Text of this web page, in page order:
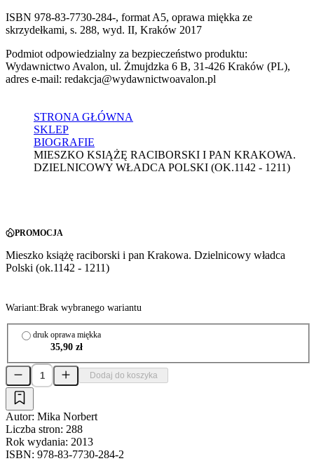
ISBN 978-83-7730-284-, format A5, oprawa miękka ze
skrzydełkami, s. 288, wyd. II, Kraków 2017
Podmiot odpowiedzialny za bezpieczeństwo produktu:
Wydawnictwo Avalon, ul. Żmujdzka 6 B, 31-426 Kraków (PL),
adres e-mail: redakcja@wydawnictwoavalon.pl
STRONA GŁÓWNA
SKLEP
BIOGRAFIE
MIESZKO KSIĄŻĘ RACIBORSKI I PAN KRAKOWA.
DZIELNICOWY WŁADCA POLSKI (OK.1142 - 1211)
PROMOCJA
Mieszko książę raciborski i pan Krakowa. Dzielnicowy władca
Polski (ok.1142 - 1211)
Wariant:Brak wybranego wariantu
druk oprawa miękka
35,90 zł
Dodaj do koszyka
Autor: Mika Norbert
Liczba stron: 288
Rok wydania: 2013
ISBN: 978-83-7730-284-2